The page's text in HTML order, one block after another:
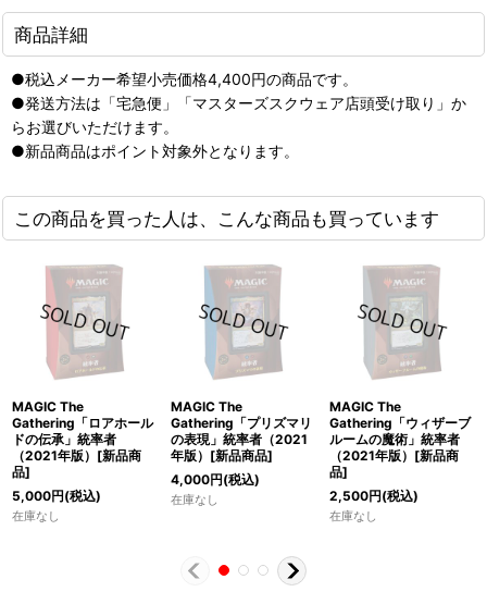
商品詳細
●税込メーカー希望小売価格4,400円の商品です。
●発送方法は「宅急便」「マスターズスクウェア店頭受け取り」か
らお選びいただけます。
●新品商品はポイント対象外となります。
この商品を買った人は、こんな商品も買っています
MAGIC The
Gathering「ロアホール
ドの伝承」統率者
（2021年版）[新品商
品]
5,000円(税込)
在庫なし
MAGIC The
Gathering「プリズマリ
の表現」統率者（2021
年版）[新品商品]
4,000円(税込)
在庫なし
MAGIC The
Gathering「ウィザーブ
ルームの魔術」統率者
（2021年版）[新品商
品]
2,500円(税込)
在庫なし